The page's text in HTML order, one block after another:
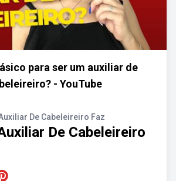
para ser um auxiliar de
- YouTube
De Cabeleireiro Faz
De Cabeleireiro